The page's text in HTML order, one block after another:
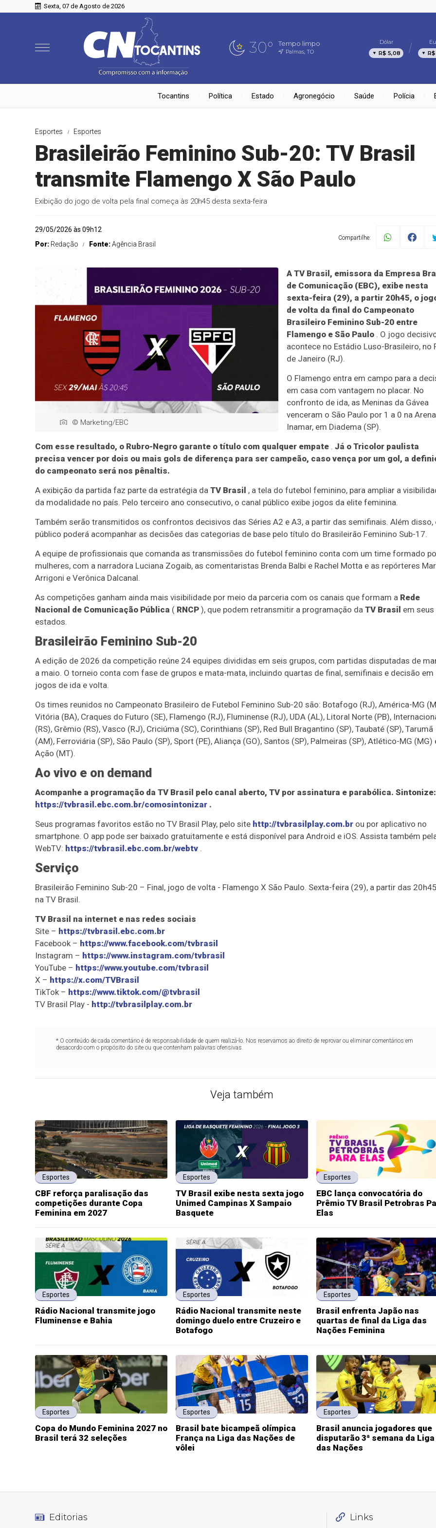
Sexta, 07 de Agosto de 2026
30° Tempo limpo
Palmas, TO
Dólar
R$ 5,08
Tocantins Política Estado Agronegócio Saúde Polícia
Esportes Esportes
Brasileirão Feminino Sub-20: TV Brasil
transmite Flamengo X São Paulo
Exibição do jogo de volta pela final começa às 20h45 desta sexta-feira
29/05/2026 às 09h12
Por: Redação Fonte:Agência Brasil
Compartilhe:
© Marketing/EBC
A TV Brasil, emissora da Empresa
de Comunicação (EBC), exibe nesta
sexta-feira (29), a partir 20h45, o
de volta da final do Campeonato
Brasileiro Feminino Sub-20 entre
Flamengo e São Paulo . O jogo
acontece no Estádio Luso-Brasileiro, no
de Janeiro (RJ).
O Flamengo entra em campo para a
em casa com vantagem no placar. No
confronto de ida, as Meninas da Gávea
venceram o São Paulo por 1 a 0 na Arena
Inamar, em Diadema (SP).
Com esse resultado, o Rubro-Negro garante o título com qualquer empate . Já o Tricolor paulista
precisa vencer por dois ou mais gols de diferença para ser campeão, caso vença por um gol, a
do campeonato será nos pênaltis.
A exibição da partida faz parte da estratégia da TV Brasil , a tela do futebol feminino, para ampliar a
da modalidade no país. Pelo terceiro ano consecutivo, o canal público exibe jogos da elite feminina.
Também serão transmitidos os confrontos decisivos das Séries A2 e A3, a partir das semifinais. Além disso,
público poderá acompanhar as decisões das categorias de base pelo título do Brasileirão Feminino Sub-17.
A equipe de profissionais que comanda as transmissões do futebol feminino conta com um time formado
mulheres, com a narradora Luciana Zogaib, as comentaristas Brenda Balbi e Rachel Motta e as repórteres
Arrigoni e Verônica Dalcanal.
As competições ganham ainda mais visibilidade por meio da parceria com os canais que formam a Rede
Nacional de Comunicação Pública ( RNCP ), que podem retransmitir a programação da TV Brasil em seus
estados.
Brasileirão Feminino Sub-20
A edição de 2026 da competição reúne 24 equipes divididas em seis grupos, com partidas disputadas de
a maio. O torneio conta com fase de grupos e mata-mata, incluindo quartas de final, semifinais e decisão em
jogos de ida e volta.
Os times reunidos no Campeonato Brasileiro de Futebol Feminino Sub-20 são: Botafogo (RJ), América-MG
Vitória (BA), Craques do Futuro (SE), Flamengo (RJ), Fluminense (RJ), UDA (AL), Litoral Norte (PB),
(RS), Grêmio (RS), Vasco (RJ), Criciúma (SC), Corinthians (SP), Red Bull Bragantino (SP), Taubaté (SP), Tarumã
(AM), Ferroviária (SP), São Paulo (SP), Sport (PE), Aliança (GO), Santos (SP), Palmeiras (SP), Atlético-MG (MG)
Ação (MT).
Ao vivo e on demand
Acompanhe a programação da TV Brasil pelo canal aberto, TV por assinatura e parabólica. Sintonize:
https://tvbrasil.ebc.com.br/comosintonizar .
Seus programas favoritos estão no TV Brasil Play, pelo site http://tvbrasilplay.com.br ou por aplicativo no
smartphone. O app pode ser baixado gratuitamente e está disponível para Android e iOS. Assista também
WebTV: https://tvbrasil.ebc.com.br/webtv .
Serviço
Brasileirão Feminino Sub-20 – Final, jogo de volta - Flamengo X São Paulo. Sexta-feira (29), a partir das
na TV Brasil.
TV Brasil na internet e nas redes sociais
Site – https://tvbrasil.ebc.com.br
Facebook – https://www.facebook.com/tvbrasil
Instagram – https://www.instagram.com/tvbrasil
YouTube – https://www.youtube.com/tvbrasil
X – https://x.com/TVBrasil
TikTok – https://www.tiktok.com/@tvbrasil
TV Brasil Play - http://tvbrasilplay.com.br
* O conteúdo de cada comentário é de responsabilidade de quem realizá-lo. Nos reservamos ao direito de reprovar ou eliminar comentários em
desacordo com o propósito do site ou que contenham palavras ofensivas.
Veja também
Esportes
CBF reforça paralisação das
competições durante Copa
Feminina em 2027
Esportes
TV Brasil exibe nesta sexta jogo
Unimed Campinas X Sampaio
Basquete
Esportes
EBC lança convocatória do
Prêmio TV Brasil Petrobras
Elas
Esportes
Rádio Nacional transmite jogo
Fluminense e Bahia
Esportes
Rádio Nacional transmite neste
domingo duelo entre Cruzeiro e
Botafogo
Esportes
Brasil enfrenta Japão nas
quartas de final da Liga das
Nações Feminina
Esportes
Copa do Mundo Feminina 2027 no
Brasil terá 32 seleções
Esportes
Brasil bate bicampeã olímpica
França na Liga das Nações de
vôlei
Esportes
Brasil anuncia jogadores que
disputarão 3ª semana da Liga
das Nações
Editorias Links